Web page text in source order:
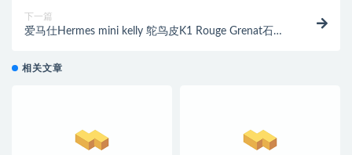
下一篇
爱马仕Hermes mini kelly 鸵鸟皮K1 Rouge Grenat石榴
相关文章